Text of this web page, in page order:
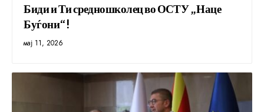
Биди и Ти средношколец во ОСТУ „Наце
Буѓони“!
мај 11, 2026